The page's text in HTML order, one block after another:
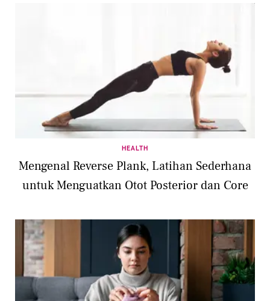
HEALTH
Mengenal Reverse Plank, Latihan Sederhana
untuk Menguatkan Otot Posterior dan Core